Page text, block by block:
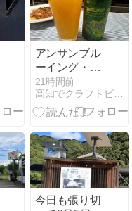
アンサンブル
ーイング・カ
リナ
21時間前
高知でクラフトビール...たまに色々
今日も張り切